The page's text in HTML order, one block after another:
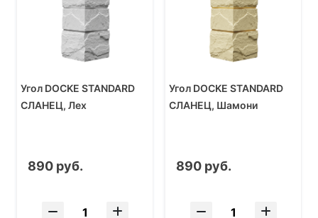
Угол DOCKE STANDARD
СЛАНЕЦ, Лех
890 руб.
Угол DOCKE STANDARD
СЛАНЕЦ, Шамони
890 руб.